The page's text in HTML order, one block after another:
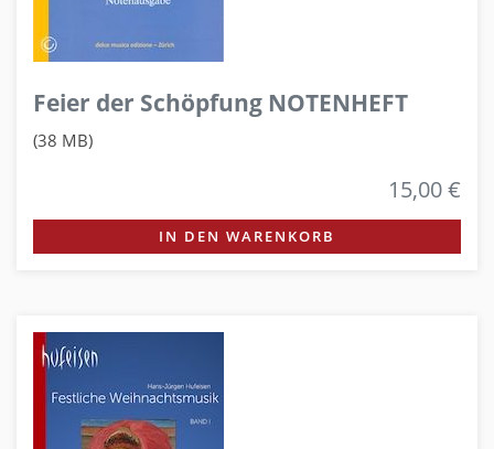
Feier der Schöpfung NOTENHEFT
(38 MB)
15,00 €
IN DEN WARENKORB